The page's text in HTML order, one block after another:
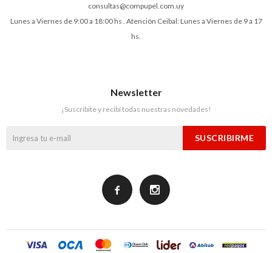
consultas@compupel.com.uy
Lunes a Viernes de 9:00 a 18:00 hs . Atención Ceibal: Lunes a Viernes de 9 a 17
hs.
Newsletter
¡Suscribite y recibí todas nuestras novedades!
SUSCRIBIRME
 